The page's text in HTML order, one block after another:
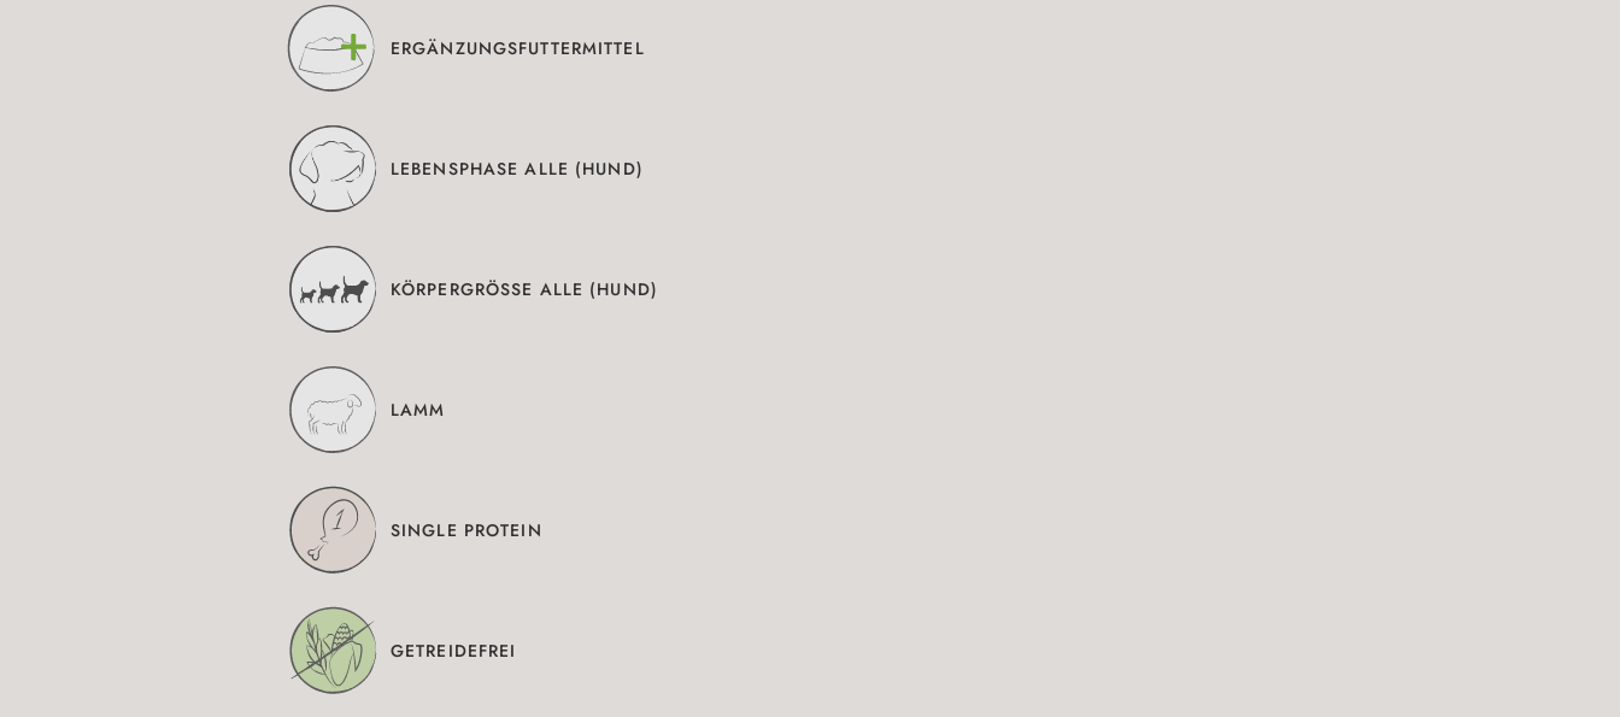
ERGÄNZUNGSFUTTERMITTEL
LEBENSPHASE ALLE (HUND)
KÖRPERGRÖSSE ALLE (HUND)
LAMM
SINGLE PROTEIN
GETREIDEFREI